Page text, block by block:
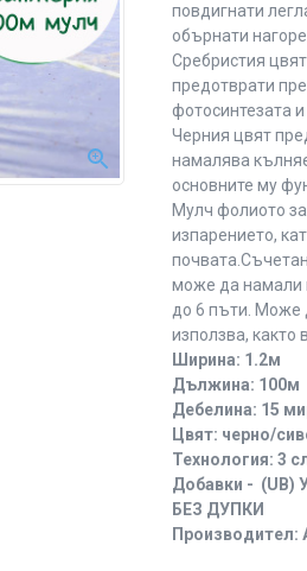
повдигнати
обърнати
Сребристия
предотврати
фотосинтезата
Черния цвят
намалява
основните му
Мулч фолиото
изпарението,
може да намали
до 6 пъти. Може
използва, както
Ширина: 1.2м
Дължина: 100м
Дебелина: 15
Цвят: черно/
Технология: 3
Добавки - (UB)
БЕЗ ДУПКИ
Производител: